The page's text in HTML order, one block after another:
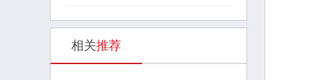
相关推荐